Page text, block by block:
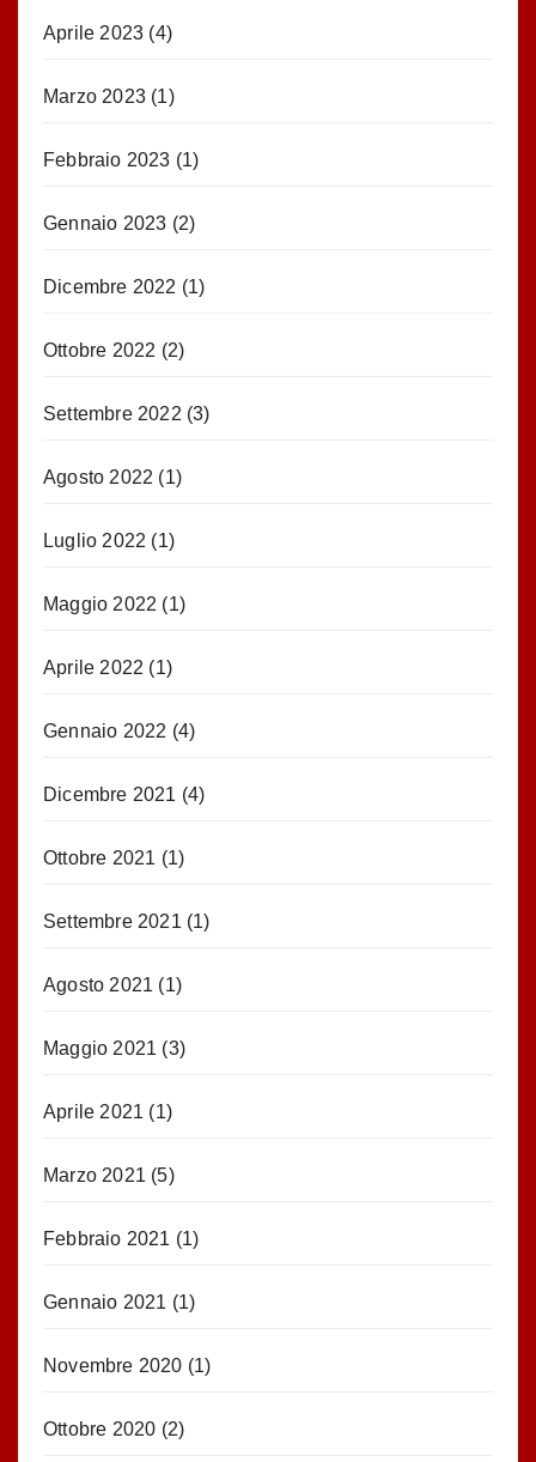
Aprile 2023 (4)
Marzo 2023 (1)
Febbraio 2023 (1)
Gennaio 2023 (2)
Dicembre 2022 (1)
Ottobre 2022 (2)
Settembre 2022 (3)
Agosto 2022 (1)
Luglio 2022 (1)
Maggio 2022 (1)
Aprile 2022 (1)
Gennaio 2022 (4)
Dicembre 2021 (4)
Ottobre 2021 (1)
Settembre 2021 (1)
Agosto 2021 (1)
Maggio 2021 (3)
Aprile 2021 (1)
Marzo 2021 (5)
Febbraio 2021 (1)
Gennaio 2021 (1)
Novembre 2020 (1)
Ottobre 2020 (2)